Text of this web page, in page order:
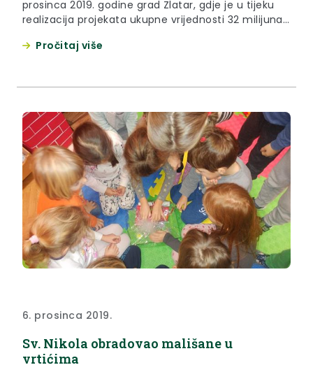
prosinca 2019. godine grad Zlatar, gdje je u tijeku
realizacija projekata ukupne vrijednosti 32 milijuna
Pročitaj više
6. prosinca 2019.
Sv. Nikola obradovao mališane u
vrtićima